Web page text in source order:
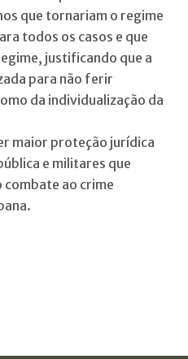
que tornariam o regime
todos os casos e que
justificando que a
para não ferir
da individualização da
maior proteção jurídica
e militares que
combate ao crime